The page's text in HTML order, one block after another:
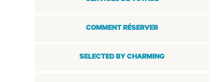
COMMENT RÉSERVER
SELECTED BY CHARMING